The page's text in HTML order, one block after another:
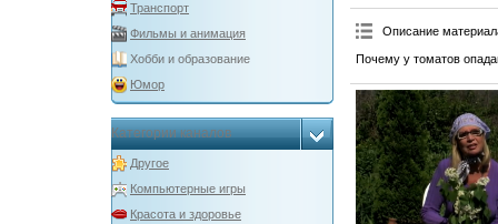
Транспорт
Фильмы и анимация
Хобби и образование
Юмор
Категории каналов
Другое
Компьютерные игры
Красота и здоровье
Описание
Почему у томатов